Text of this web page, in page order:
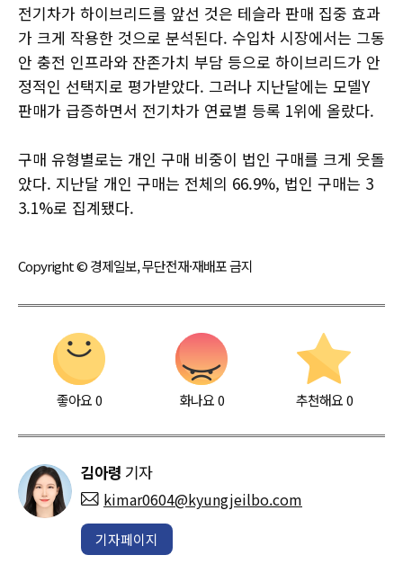
전기차가 하이브리드를 앞선 것은 테슬라 판매 집중 효과
가 크게 작용한 것으로 분석된다. 수입차 시장에서는 그동
안 충전 인프라와 잔존가치 부담 등으로 하이브리드가 안
정적인 선택지로 평가받았다. 그러나 지난달에는 모델Y
판매가 급증하면서 전기차가 연료별 등록 1위에 올랐다.
구매 유형별로는 개인 구매 비중이 법인 구매를 크게 웃돌
았다. 지난달 개인 구매는 전체의 66.9%, 법인 구매는 3
3.1%로 집계됐다.
Copyright © 경제일보, 무단전재·재배포 금지
좋아요0 화나요0 추천해요 0
김아령 기자
kimar0604@kyungjeilbo.com
기자페이지